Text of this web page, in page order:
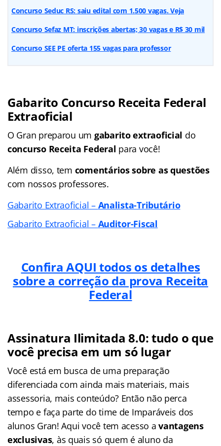
Concurso Seduc RS: saiu edital com 1.500 vagas. Veja
Concurso Sefaz MT: inscrições abertas; 30 vagas e R$ 30 mil
Concurso SEE PE oferta 155 vagas para professor
Gabarito Concurso Receita Federal
Extraoficial
O Gran preparou um gabarito extraoficial do
concurso Receita Federal para você!
Além disso, tem comentários sobre as questões
com nossos professores.
Gabarito Extraoficial – Analista-Tributário
Gabarito Extraoficial – Auditor-Fiscal
Confira AQUI todos os detalhes
sobre a correção da prova Receita
Federal
Assinatura Ilimitada 8.0: tudo o que
você precisa em um só lugar
Você está em busca de uma preparação
diferenciada com ainda mais materiais, mais
assessoria, mais conteúdo? Então não perca
tempo e faça parte do time de Imparáveis dos
alunos Gran! Aqui você tem acesso avantagens
exclusivas, às quais só quem é aluno da